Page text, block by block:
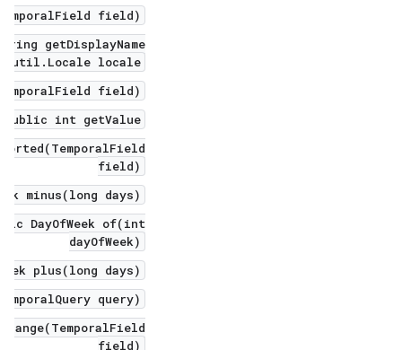
field)
getDisplayName(
locale)
field)
public int getValue()
field)
minus(long days)
DayOfWeek of(int
dayOfWeek)
plus(long days)
query)
range(TemporalField
field)